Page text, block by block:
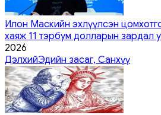
Илон Маскийн эхлүүлсэн
хаяж 11 тэрбум долларын зардал
2026
ДэлхийЭдийн засаг, Санхүү